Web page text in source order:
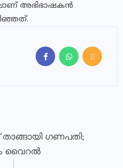
അഭിഭാഷകൻ
ഗണപതി;
വൈറല്‍